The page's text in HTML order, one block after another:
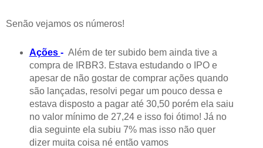
Senão vejamos os números!
Ações - Além de ter subido bem ainda tive a
compra de IRBR3. Estava estudando o IPO e
apesar de não gostar de comprar ações quando
são lançadas, resolvi pegar um pouco dessa e
estava disposto a pagar até 30,50 porém ela saiu
no valor mínimo de 27,24 e isso foi ótimo! Já no
dia seguinte ela subiu 7% mas isso não quer
dizer muita coisa né então vamos